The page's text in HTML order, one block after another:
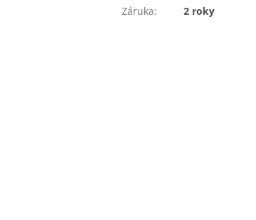
Záruka: 2 roky